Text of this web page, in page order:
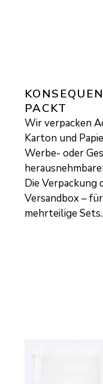
PACKT
Wir verpacken
Karton und
Werbe- oder
Die Verpackung
Versandbox –
mehrteilige Sets.